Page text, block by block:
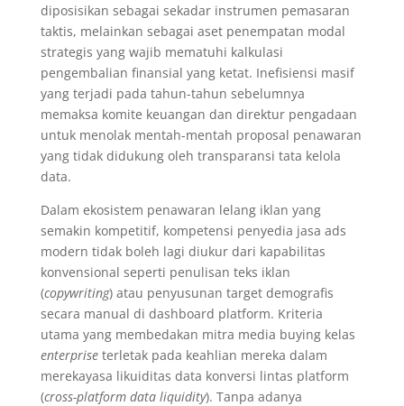
diposisikan sebagai sekadar instrumen pemasaran
taktis, melainkan sebagai aset penempatan modal
strategis yang wajib mematuhi kalkulasi
pengembalian finansial yang ketat. Inefisiensi masif
yang terjadi pada tahun-tahun sebelumnya
memaksa komite keuangan dan direktur pengadaan
untuk menolak mentah-mentah proposal penawaran
yang tidak didukung oleh transparansi tata kelola
data.
Dalam ekosistem penawaran lelang iklan yang
semakin kompetitif, kompetensi penyedia jasa ads
modern tidak boleh lagi diukur dari kapabilitas
konvensional seperti penulisan teks iklan
(copywriting) atau penyusunan target demografis
secara manual di dashboard platform. Kriteria
utama yang membedakan mitra media buying kelas
enterpriseterletak pada keahlian mereka dalam
merekayasa likuiditas data konversi lintas platform
(cross-platform data liquidity). Tanpa adanya